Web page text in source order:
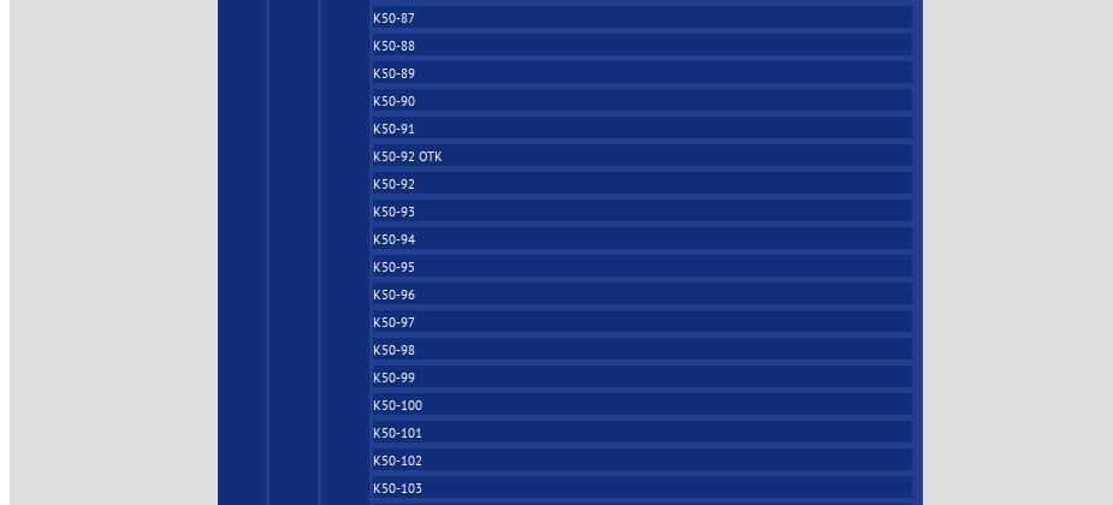
К50-87
К50-88
К50-89
К50-90
К50-91
К50-92 ОТК
К50-92
К50-93
К50-94
К50-95
К50-96
К50-97
К50-98
К50-99
К50-100
К50-101
К50-102
К50-103